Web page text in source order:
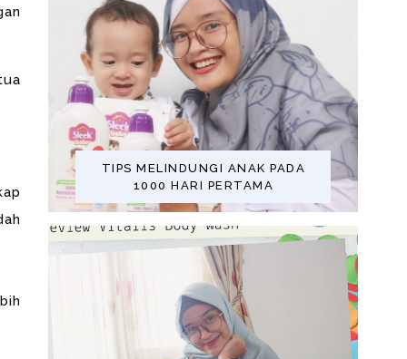
TIPS MELINDUNGI ANAK PADA
1000 HARI PERTAMA